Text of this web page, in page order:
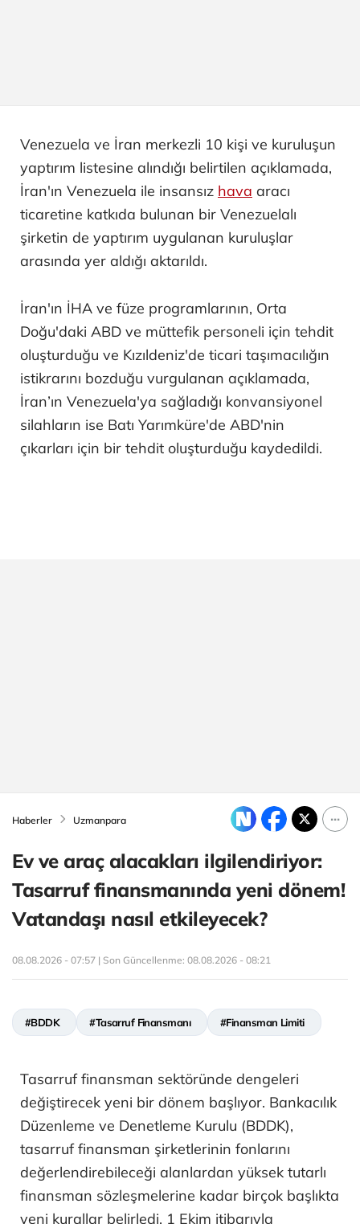
Venezuela ve İran merkezli 10 kişi ve kuruluşun
yaptırım listesine alındığı belirtilen açıklamada,
İran'ın Venezuela ile insansız hava aracı
ticaretine katkıda bulunan bir Venezuelalı
şirketin de yaptırım uygulanan kuruluşlar
arasında yer aldığı aktarıldı.
İran'ın İHA ve füze programlarının, Orta
Doğu'daki ABD ve müttefik personeli için tehdit
oluşturduğu ve Kızıldeniz'de ticari taşımacılığın
istikrarını bozduğu vurgulanan açıklamada,
İran’ın Venezuela'ya sağladığı konvansiyonel
silahların ise Batı Yarımküre'de ABD'nin
çıkarları için bir tehdit oluşturduğu kaydedildi.
Haberler Uzmanpara
Ev ve araç alacakları ilgilendiriyor:
Tasarruf finansmanında yeni dönem!
Vatandaşı nasıl etkileyecek?
08.08.2026 - 07:57 | Son Güncellenme: 08.08.2026 - 08:21
#BDDK #Tasarruf Finansmanı #Finansman Limiti
Tasarruf finansman sektöründe dengeleri
değiştirecek yeni bir dönem başlıyor. Bankacılık
Düzenleme ve Denetleme Kurulu (BDDK),
tasarruf finansman şirketlerinin fonlarını
değerlendirebileceği alanlardan yüksek tutarlı
finansman sözleşmelerine kadar birçok başlıkta
yeni kurallar belirledi. 1 Ekim itibarıyla